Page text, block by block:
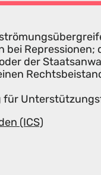
Repressionen;
der
für
(ICS)